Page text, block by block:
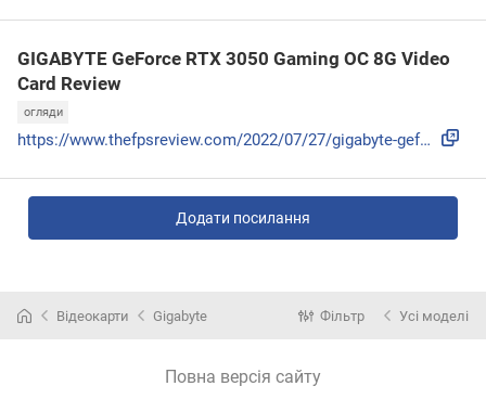
GIGABYTE GeForce RTX 3050 Gaming OC 8G Video
Card Review
огляди
https://www.thefpsreview.com/2022/07/27/gigabyte-geforce-rt...
Додати посилання
Відеокарти Gigabyte Фільтр Усі моделі
Повна версія сайту